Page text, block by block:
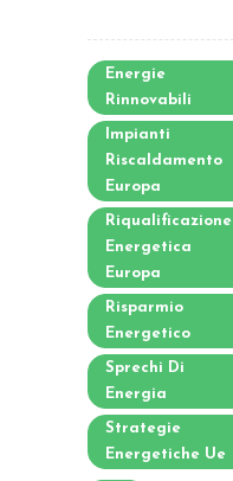
Energie
Rinnovabili
Impianti
Riscaldamento
Europa
Riqualificazione
Energetica
Europa
Risparmio
Energetico
Sprechi Di
Energia
Strategie
Energetiche Ue